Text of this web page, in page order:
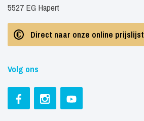
5527 EG Hapert
Direct naar onze online prijslijst
Volg ons